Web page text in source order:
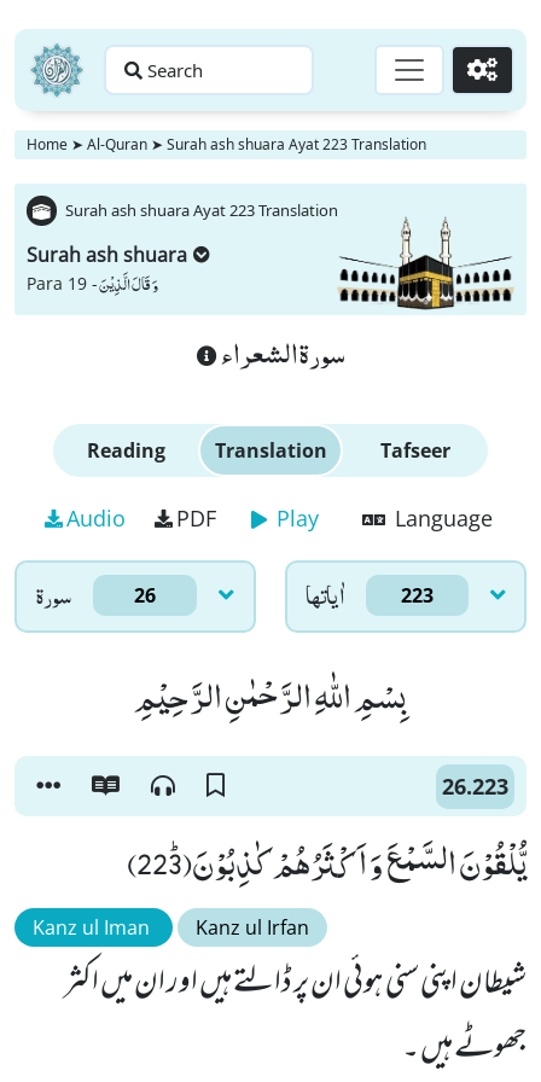
Search Go
Home ➤ Al-Quran ➤ Surah ash shuara Ayat 223 Translation
Surah ash shuara Ayat 223 Translation
Surah ash shuara
Para 19 -وَ قَالَ الَّذِیْنَ
سورة الشعراء
Reading Translation Tafseer
Audio PDF Play Language
سورۃ 26 اٰياتها 223
بِسْمِ اللّٰهِ الرَّحْمٰنِ الرَّحِیْمِ
26.223
یُّلْقُوْنَ السَّمْعَ وَ اَكْثَرُهُمْ كٰذِبُوْنَﭤ(223)
Kanz ul Iman Kanz ul Irfan
شیطان اپنی سنی ہوئی ان پر ڈالتے ہیں اور ان میں اکثر
جھوٹے ہیں ۔